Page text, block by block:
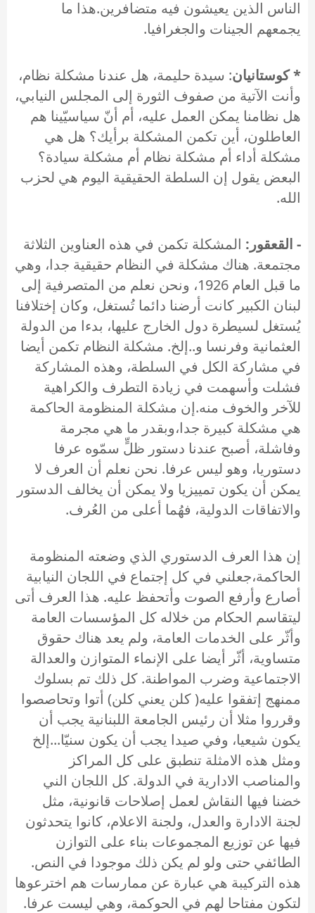
الناس الذين يعيشون فيه متضافرين.هذا ما
يجمعهم الجينات والجغرافيا.
* كوستانيان: سيدة حليمة، هل عندنا مشكلة نظام،
وأنت الآتية من صفوف الثورة إلى المجلس النيابي،
هل نظامنا يمكن العمل عليه، أم أنّ سياسيّينا هم
العاطلون، أين تكمن المشكلة برأيك؟ هل هي
مشكلة أداء أم مشكلة نظام أم مشكلة سيادة؟
البعض يقول إن السلطة الحقيقية اليوم هي لحزب
الله.
- القعقور: المشكلة تكمن في هذه العناوين الثلاثة
مجتمعة. هناك مشكلة في النظام حقيقية جدا، وهي
ما قبل العام 1926، ونحن نعلم من المتصرفية إلى
لبنان الكبير كانت أرضنا دائما تُستغل، وكان إختلافنا
يُستغل لسيطرة دول الخارج عليها، بدءا من الدولة
العثمانية وفرنسا و..إلخ. مشكلة النظام تكمن أيضا
في مشاركة الكل في السلطة، وهذه المشاركة
فشلت وأسهمت في زيادة التطرف والكراهية
للآخر والخوف منه.إن مشكلة المنظومة الحاكمة
هي مشكلة كبيرة جدا،وبقدر ما هي مجرمة
وفاشلة، أصبح عندنا دستور ظلٍّ سمّوه عرفا
دستوريا، وهو ليس عرفا. نحن نعلم أن العرف لا
يمكن أن يكون تمييزيا ولا يمكن أن يخالف الدستور
والاتفاقات الدولية، فهُما أعلى من العُرف.
إن هذا العرف الدستوري الذي وضعته المنظومة
الحاكمة،جعلني في كل إجتماع في اللجان النيابية
أصارع وأرفع الصوت وأتحفظ عليه. هذا العرف أتى
ليتقاسم الحكام من خلاله كل المؤسسات العامة
وأثّر على الخدمات العامة، ولم يعد هناك حقوق
متساوية، أثّر أيضا على الإنماء المتوازن والعدالة
الاجتماعية وضرب المواطنة. كل ذلك تم بسلوك
ممنهج إتفقوا عليه( كلن يعني كلن) أتوا وتحاصصوا
وقرروا مثلا أن رئيس الجامعة اللبنانية يجب أن
يكون شيعيا، وفي صيدا يجب أن يكون سنيّا...إلخ
ومثل هذه الامثلة تنطبق على كل المراكز
والمناصب الادارية في الدولة. كل اللجان الني
خضنا فيها النقاش لعمل إصلاحات قانونية، مثل
لجنة الادارة والعدل، ولجنة الاعلام، كانوا يتحدثون
فيها عن توزيع المجموعات بناء على التوازن
الطائفي حتى ولو لم يكن ذلك موجودا في النص.
هذه التركيبة هي عبارة عن ممارسات هم اخترعوها
لتكون مفتاحا لهم في الحوكمة، وهي ليست عرفا.